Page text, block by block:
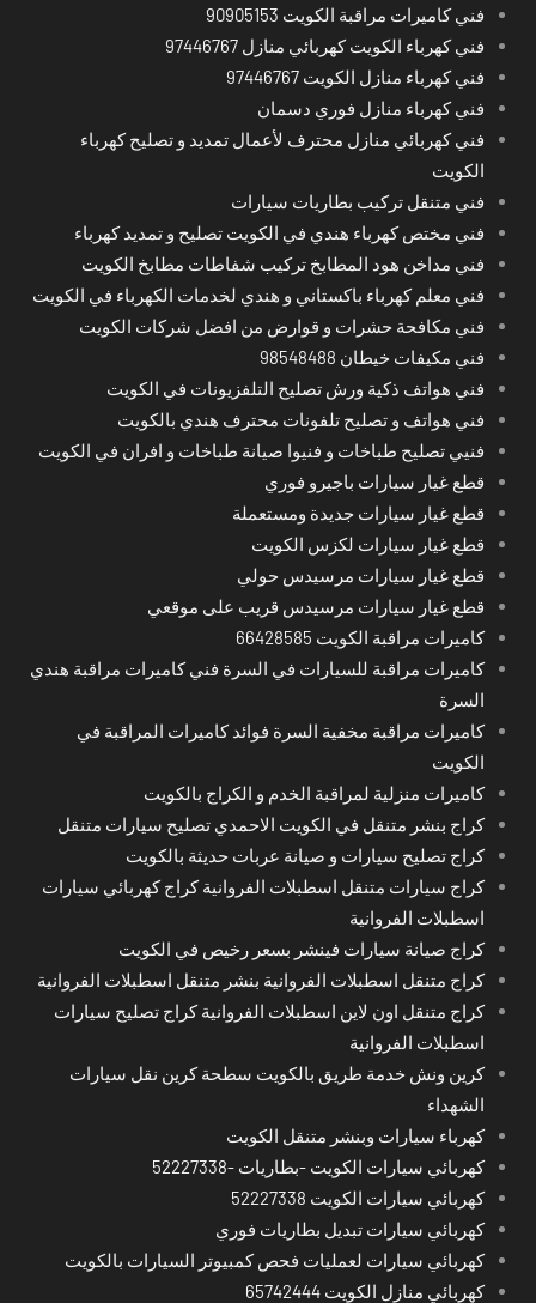
فني كاميرات مراقبة الكويت 90905153
فني كهرباء الكويت كهربائي منازل 97446767
فني كهرباء منازل الكويت 97446767
فني كهرباء منازل فوري دسمان
فني كهربائي منازل محترف لأعمال تمديد و تصليح كهرباء
الكويت
فني متنقل تركيب بطاريات سيارات
فني مختص كهرباء هندي في الكويت تصليح و تمديد كهرباء
فني مداخن هود المطابخ تركيب شفاطات مطابخ الكويت
فني معلم كهرباء باكستاني و هندي لخدمات الكهرباء في الكويت
فني مكافحة حشرات و قوارض من افضل شركات الكويت
فني مكيفات خيطان 98548488
فني هواتف ذكية ورش تصليح التلفزيونات في الكويت
فني هواتف و تصليح تلفونات محترف هندي بالكويت
فنيي تصليح طباخات و فنيوا صيانة طباخات و افران في الكويت
قطع غيار سيارات باجيرو فوري
قطع غيار سيارات جديدة ومستعملة
قطع غيار سيارات لكزس الكويت
قطع غيار سيارات مرسيدس حولي
قطع غيار سيارات مرسيدس قريب على موقعي
كاميرات مراقبة الكويت 66428585
كاميرات مراقبة للسيارات في السرة فني كاميرات مراقبة هندي
السرة
كاميرات مراقبة مخفية السرة فوائد كاميرات المراقبة في
الكويت
كاميرات منزلية لمراقبة الخدم و الكراج بالكويت
كراج بنشر متنقل في الكويت الاحمدي تصليح سيارات متنقل
كراج تصليح سيارات و صيانة عربات حديثة بالكويت
كراج سيارات متنقل اسطبلات الفروانية كراج كهربائي سيارات
اسطبلات الفروانية
كراج صيانة سيارات فينشر بسعر رخيص في الكويت
كراج متنقل اسطبلات الفروانية بنشر متنقل اسطبلات الفروانية
كراج متنقل اون لاين اسطبلات الفروانية كراج تصليح سيارات
اسطبلات الفروانية
كرين ونش خدمة طريق بالكويت سطحة كرين نقل سيارات
الشهداء
كهرباء سيارات وبنشر متنقل الكويت
كهربائي سيارات الكويت -بطاريات -52227338
كهربائي سيارات الكويت 52227338
كهربائي سيارات تبديل بطاريات فوري
كهربائي سيارات لعمليات فحص كمبيوتر السيارات بالكويت
كهربائي منازل الكويت 65742444